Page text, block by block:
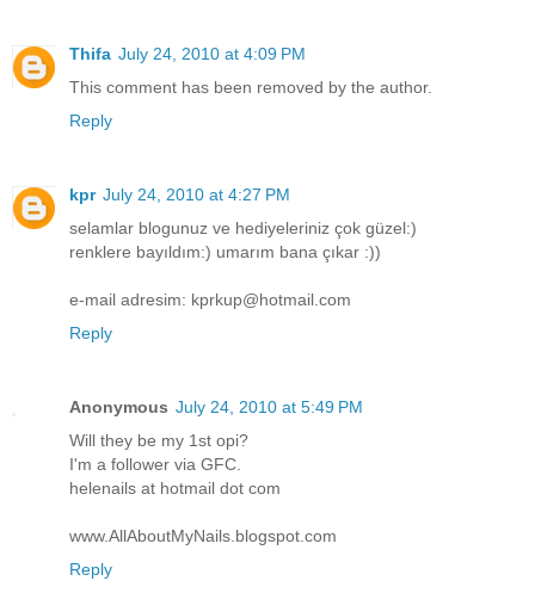
Thifa July 24, 2010 at 4:09 PM
This comment has been removed by the author.
Reply
kpr July 24, 2010 at 4:27 PM
selamlar blogunuz ve hediyeleriniz çok güzel:)
renklere bayıldım:) umarım bana çıkar :))
e-mail adresim: kprkup@hotmail.com
Reply
Anonymous July 24, 2010 at 5:49 PM
Will they be my 1st opi?
I'm a follower via GFC.
helenails at hotmail dot com
www.AllAboutMyNails.blogspot.com
Reply